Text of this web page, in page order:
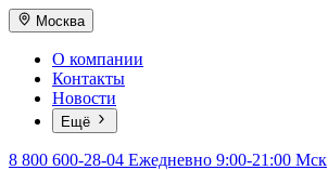
Москва
О компании
Контакты
Новости
Ещё
8 800 600-28-04 Ежедневно 9:00-21:00 Мск